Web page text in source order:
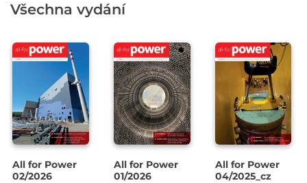
Všechna vydání
All for Power
02/2026
All for Power
01/2026
All for Power
04/2025_cz